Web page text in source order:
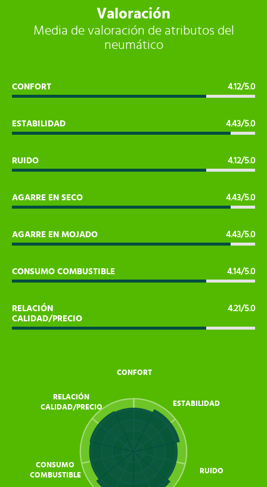
Valoración
Media de valoración de atributos del
neumático
CONFORT 4.12/5.0
ESTABILIDAD 4.43/5.0
RUIDO 4.12/5.0
AGARRE EN SECO 4.43/5.0
AGARRE EN MOJADO 4.43/5.0
CONSUMO COMBUSTIBLE 4.14/5.0
RELACIÓN
CALIDAD/PRECIO
4.21/5.0
CONFORT
ESTABILIDAD
RUIDO
CONSUMO
COMBUSTIBLE
RELACIÓN
CALIDAD/PRECIO